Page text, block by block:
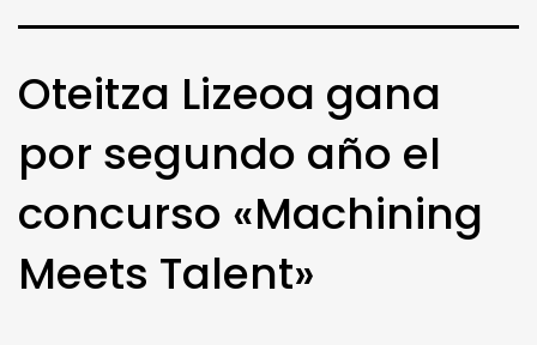
Oteitza Lizeoa gana
por segundo año el
concurso «Machining
Meets Talent»